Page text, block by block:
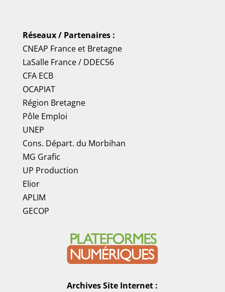
Réseaux / Partenaires :
CNEAP Franceet Bretagne
LaSalle France/ DDEC56
CFA ECB
OCAPIAT
Région Bretagne
Pôle Emploi
UNEP
Cons. Départ. du Morbihan
MG Grafic
UP Production
Elior
APLIM
GECOP
Archives Site Internet :